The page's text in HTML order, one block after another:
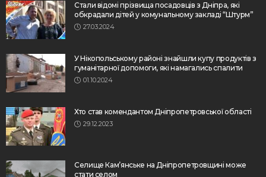
Стали відомі прізвища посадовців з Дніпра, які
обкрадали дітей у комунальному закладі “Штурм”
27.03.2024
У Нікопольському районі знайшли купу продуктів з
гуманітарної допомоги, які намагались спалити
01.10.2024
Хто став комендантом Дніпропетровської області
29.12.2023
Селище Кам’янське на Дніпропетровщині може
стати селом